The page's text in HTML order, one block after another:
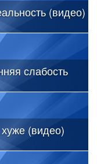
(видео)
слабость
(видео)